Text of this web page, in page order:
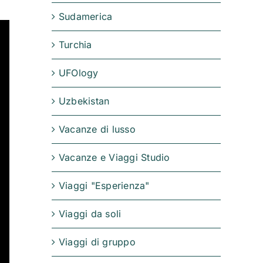
Sudamerica
Turchia
UFOlogy
Uzbekistan
Vacanze di lusso
Vacanze e Viaggi Studio
Viaggi "Esperienza"
Viaggi da soli
Viaggi di gruppo